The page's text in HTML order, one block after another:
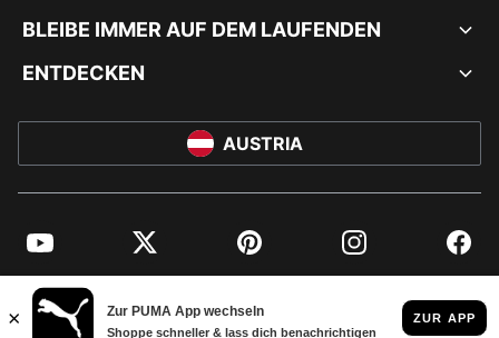
BLEIBE IMMER AUF DEM LAUFENDEN
ENTDECKEN
AUSTRIA
YouTube Twitter Pinterest Instagram
© PUMA EUROPE GMBH, 2026. ALLE RECHTE VORBEHALTEN
IMPRESSUM UND RECHTLICHE HINWEISE